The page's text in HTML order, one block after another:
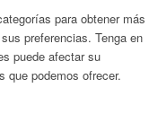
para obtener más
preferencias. Tenga en
puede afectar su
que podemos ofrecer.